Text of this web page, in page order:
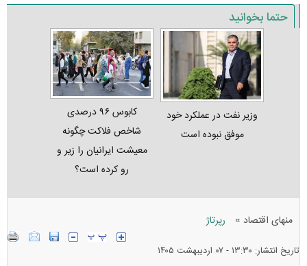
حتما بخوانید
وزیر نفت در عملکرد خود
موفق نبوده است
کابوس ۹۶ درصدی
شاخص فلاکت چگونه
معیشت ایرانیان را زیر و
رو کرده است؟
منهای اقتصاد » رپرتاژ
تاریخ انتشار: ۱۳:۳۰ - ۰۷ ارديبهشت ۱۴۰۵